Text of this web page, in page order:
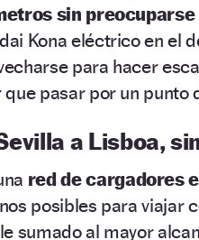
sin preocuparse
Kona eléctrico en el
para hacer
que pasar por un punto
a Lisboa,
red de cargadores
posibles para viajar
sumado al mayor